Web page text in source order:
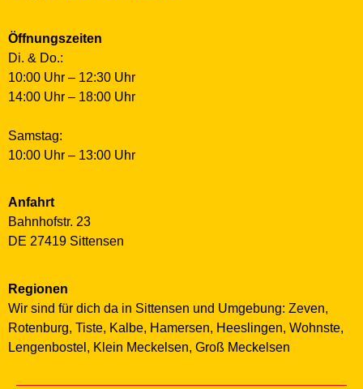
Öffnungszeiten
Di. & Do.:
10:00 Uhr – 12:30 Uhr
14:00 Uhr – 18:00 Uhr
Samstag:
10:00 Uhr – 13:00 Uhr
Anfahrt
Bahnhofstr. 23
DE 27419 Sittensen
Regionen
Wir sind für dich da in Sittensen und Umgebung: Zeven,
Rotenburg, Tiste, Kalbe, Hamersen, Heeslingen, Wohnste,
Lengenbostel, Klein Meckelsen, Groß Meckelsen